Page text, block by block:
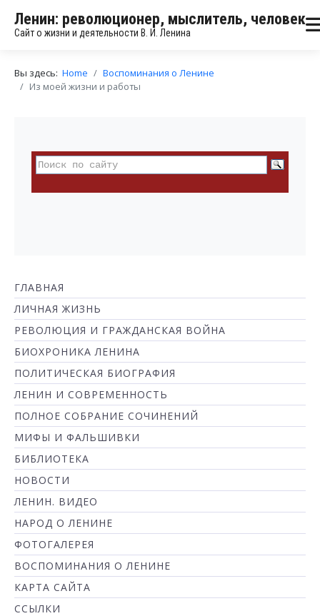
Ленин: революционер, мыслитель, человек
Сайт о жизни и деятельности В. И. Ленина
Вы здесь: Home
Воспоминания о Ленине
Из моей жизни и работы
ГЛАВНАЯ
ЛИЧНАЯ ЖИЗНЬ
РЕВОЛЮЦИЯ И ГРАЖДАНСКАЯ ВОЙНА
БИОХРОНИКА ЛЕНИНА
ПОЛИТИЧЕСКАЯ БИОГРАФИЯ
ЛЕНИН И СОВРЕМЕННОСТЬ
ПОЛНОЕ СОБРАНИЕ СОЧИНЕНИЙ
МИФЫ И ФАЛЬШИВКИ
БИБЛИОТЕКА
НОВОСТИ
ЛЕНИН. ВИДЕО
НАРОД О ЛЕНИНЕ
ФОТОГАЛЕРЕЯ
ВОСПОМИНАНИЯ О ЛЕНИНЕ
КАРТА САЙТА
ССЫЛКИ